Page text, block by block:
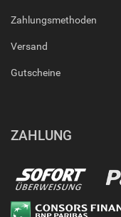
Zahlungsmethoden
Versand
Gutscheine
ZAHLUNG